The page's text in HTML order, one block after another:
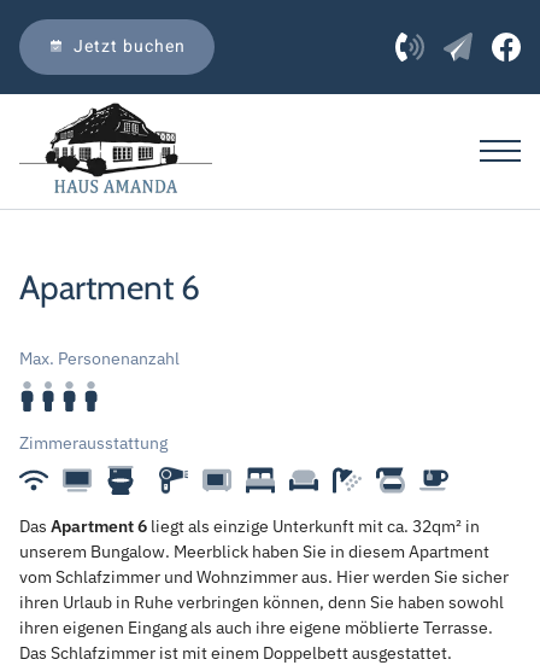
Jetzt buchen
Apartment 6
Max. Personenanzahl
Zimmerausstattung
Das Apartment 6 liegt als einzige Unterkunft mit ca. 32qm² in
unserem Bungalow. Meerblick haben Sie in diesem Apartment
vom Schlafzimmer und Wohnzimmer aus. Hier werden Sie sicher
ihren Urlaub in Ruhe verbringen können, denn Sie haben sowohl
ihren eigenen Eingang als auch ihre eigene möblierte Terrasse.
Das Schlafzimmer ist mit einem Doppelbett ausgestattet.